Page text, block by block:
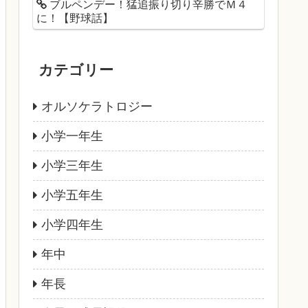
ブルペンデー！猛追振り切り辛勝でＭ４
に！【野球話】
カテゴリー
オルソケラトロジー
小学一年生
小学三年生
小学五年生
小学四年生
年中
年長